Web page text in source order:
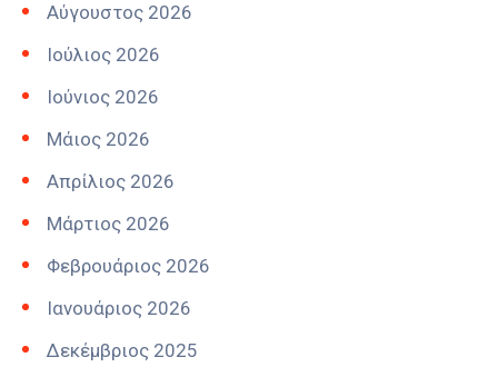
Αύγουστος 2026
Ιούλιος 2026
Ιούνιος 2026
Μάιος 2026
Απρίλιος 2026
Μάρτιος 2026
Φεβρουάριος 2026
Ιανουάριος 2026
Δεκέμβριος 2025